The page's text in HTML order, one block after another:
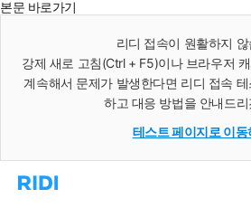
본문 바로가기
리디 접속이 원활하지
강제 새로 고침(Ctrl + F5)이나 브라우저
계속해서 문제가 발생한다면 리디 접속
하고 대응 방법을 안내드
테스트 페이지로 이동
리